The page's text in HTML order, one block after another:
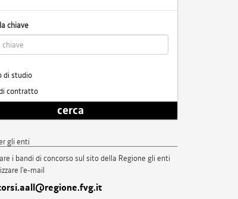
chiave
di studio
contratto
cerca
gli enti
i bandi di concorso sul sito della Regione gli enti
l'e-mail